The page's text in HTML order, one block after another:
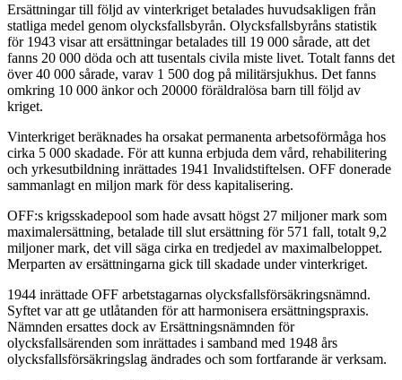
Ersättningar till följd av vinterkriget betalades huvudsakligen från
statliga medel genom olycksfallsbyrån. Olycksfallsbyråns statistik
för 1943 visar att ersättningar betalades till 19 000 sårade, att det
fanns 20 000 döda och att tusentals civila miste livet. Totalt fanns det
över 40 000 sårade, varav 1 500 dog på militärsjukhus. Det fanns
omkring 10 000 änkor och 20000 föräldralösa barn till följd av
kriget.
Vinterkriget beräknades ha orsakat permanenta arbetsoförmåga hos
cirka 5 000 skadade. För att kunna erbjuda dem vård, rehabilitering
och yrkesutbildning inrättades 1941 Invalidstiftelsen. OFF donerade
sammanlagt en miljon mark för dess kapitalisering.
OFF:s krigsskadepool som hade avsatt högst 27 miljoner mark som
maximalersättning, betalade till slut ersättning för 571 fall, totalt 9,2
miljoner mark, det vill säga cirka en tredjedel av maximalbeloppet.
Merparten av ersättningarna gick till skadade under vinterkriget.
1944 inrättade OFF arbetstagarnas olycksfallsförsäkringsnämnd.
Syftet var att ge utlåtanden för att harmonisera ersättningspraxis.
Nämnden ersattes dock av Ersättningsnämnden för
olycksfallsärenden som inrättades i samband med 1948 års
olycksfallsförsäkringslag ändrades och som fortfarande är verksam.